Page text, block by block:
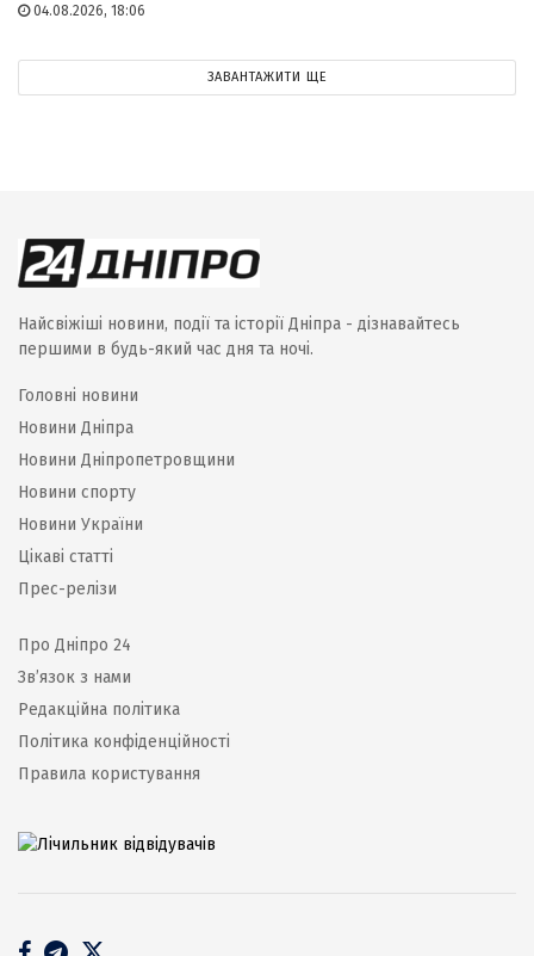
04.08.2026, 18:06
ЗАВАНТАЖИТИ ЩЕ
Найсвіжіші новини, події та історії Дніпра - дізнавайтесь
першими в будь-який час дня та ночі.
Головні новини
Новини Дніпра
Новини Дніпропетровщини
Новини спорту
Новини України
Цікаві статті
Прес-релізи
Про Дніпро 24
Зв’язок з нами
Редакційна політика
Політика конфіденційності
Правила користування